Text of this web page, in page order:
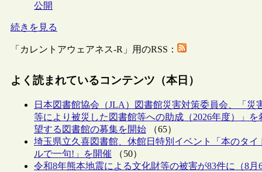
公開
続きを見る
「カレントアウェアネス-R」用のRSS：
よく読まれているコンテンツ（本日）
日本図書館協会（JLA）図書館災害対策委員会、「災
等により被災した図書館等への助成（2026年度）」を
望する図書館の募集を開始 （65）
埼玉県立久喜図書館、休館日特別イベント「本のタイ
ルで一句!」を開催 （50）
令和8年熊本地震による文化財等の被害が83件に（8月